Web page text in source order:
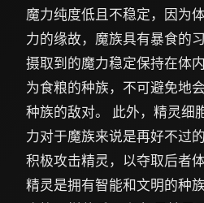
魔力纯度低且不稳定，因为
力的缘故，魔族具有暴食的
摄取到的魔力稳定保持在体
为食粮的种族，不可避免地
种族的敌对。 此外，精灵细
力对于魔族来说是再好不过
积极攻击精灵，以夺取后者
精灵是拥有智能和文明的种